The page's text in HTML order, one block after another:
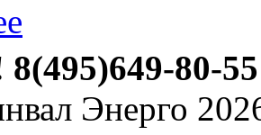
8(495)649-80-55
Энерго